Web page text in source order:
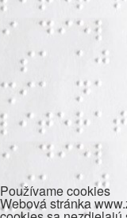
Používame cookies
Webová stránka